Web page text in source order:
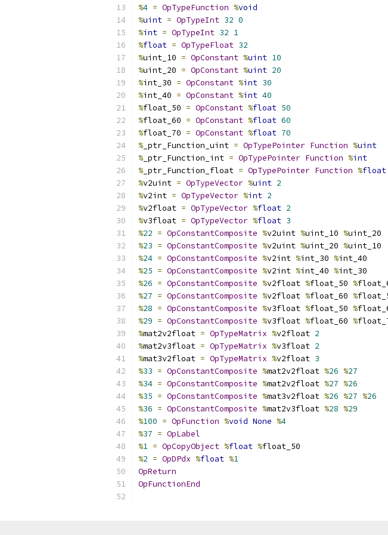
%4 = OpTypeFunction %void
%uint = OpTypeInt 32 0
%int = OpTypeInt 32 1
%float = OpTypeFloat 32
%uint_10 = OpConstant %uint 10
%uint_20 = OpConstant %uint 20
%int_30 = OpConstant %int 30
%int_40 = OpConstant %int 40
%float_50 = OpConstant %float 50
%float_60 = OpConstant %float 60
%float_70 = OpConstant %float 70
% _ptr_Function_uint = OpTypePointer Function %uint
% _ptr_Function_int = OpTypePointer Function %int
% _ptr_Function_float = OpTypePointer Function %float
%v2uint = OpTypeVector %uint 2
%v2int = OpTypeVector %int 2
%v2float = OpTypeVector %float 2
%v3float = OpTypeVector %float 3
%22 = OpConstantComposite %v2uint %uint_10 %uint_20
%23 = OpConstantComposite %v2uint %uint_20 %uint_10
%24 = OpConstantComposite %v2int %int_30 %int_40
%25 = OpConstantComposite %v2int %int_40 %int_30
%26 = OpConstantComposite %v2float %float_50 %
%27 = OpConstantComposite %v2float %float_60 %
%28 = OpConstantComposite %v3float %float_50 %
%29 = OpConstantComposite %v3float %float_60 %
%mat2v2float = OpTypeMatrix %v2float 2
%mat2v3float = OpTypeMatrix %v3float 2
%mat3v2float = OpTypeMatrix %v2float 3
%33 = OpConstantComposite %mat2v2float %26 %27
%34 = OpConstantComposite %mat2v2float %27 %26
%35 = OpConstantComposite %mat3v2float %26 %27 %26
%36 = OpConstantComposite %mat2v3float %28 %29
%100 = OpFunction %void None %4
%37 = OpLabel
%1 = OpCopyObject %float %float_50
%2 = OpDPdx %float %1
OpReturn
OpFunctionEnd